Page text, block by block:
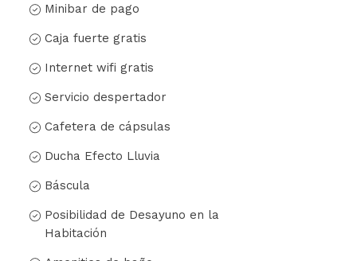
Minibar de pago
Caja fuerte gratis
Internet wifi gratis
Servicio despertador
Cafetera de cápsulas
Ducha Efecto Lluvia
Báscula
Posibilidad de Desayuno en la
Habitación